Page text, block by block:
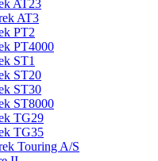
AT23
AT3
PT2
PT4000
ST1
ST20
ST30
ST8000
TG29
TG35
Touring A/S